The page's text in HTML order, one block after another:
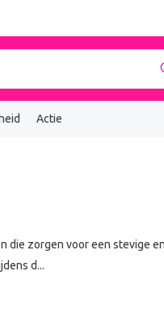
verzonden
Actie
die zorgen voor een stevige
d...